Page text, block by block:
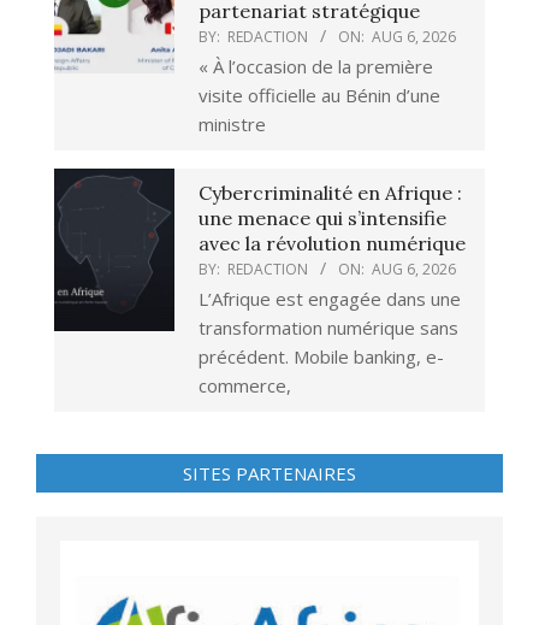
partenariat stratégique
BY: REDACTION ON: AUG 6, 2026
« À l’occasion de la première
visite officielle au Bénin d’une
ministre
Cybercriminalité en Afrique :
une menace qui s’intensifie
avec la révolution numérique
BY: REDACTION ON: AUG 6, 2026
L’Afrique est engagée dans une
transformation numérique sans
précédent. Mobile banking, e-
commerce,
SITES PARTENAIRES